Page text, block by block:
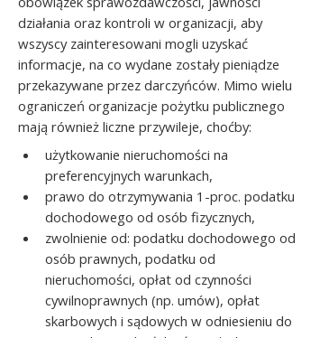
działania oraz kontroli w organizacji, aby
wszyscy zainteresowani mogli uzyskać
informacje, na co wydane zostały pieniądze
przekazywane przez darczyńców. Mimo wielu
ograniczeń organizacje pożytku publicznego
mają również liczne przywileje, choćby:
użytkowanie nieruchomości na
preferencyjnych warunkach,
prawo do otrzymywania 1-proc. podatku
dochodowego od osób fizycznych,
zwolnienie od: podatku dochodowego od
osób prawnych, podatku od
nieruchomości, opłat od czynności
cywilnoprawnych (np. umów), opłat
skarbowych i sądowych w odniesieniu do